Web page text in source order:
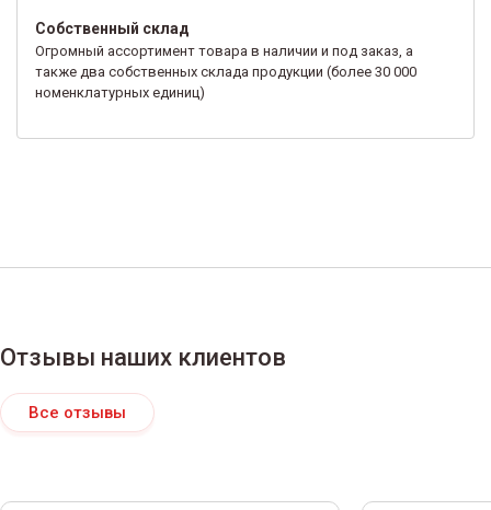
Собственный склад
Огромный ассортимент товара в наличии и под заказ, а
также два собственных склада продукции (более 30 000
номенклатурных единиц)
Отзывы наших клиентов
Все отзывы